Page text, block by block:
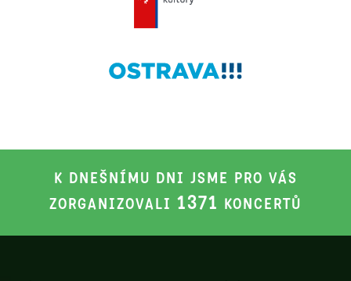
K DNEŠNÍMU DNI JSME PRO VÁS
ZORGANIZOVALI 1371 KONCERTŮ